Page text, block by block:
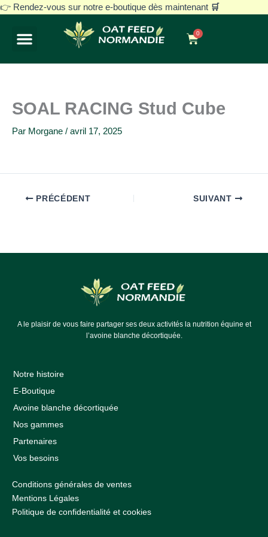
Aller
contenu
👉 Rendez-vous sur notre e-boutique dès maintenant 🛒
0
Panier
SOAL RACING Stud Cube
Par Morgane / avril 17, 2025
PRÉCÉDENT SUIVANT
A le plaisir de vous faire partager ses deux activités la nutrition équine et
l’avoine blanche décortiquée.
Notre histoire
E-Boutique
Avoine blanche décortiquée
Nos gammes
Partenaires
Vos besoins
Conditions générales de ventes
Mentions Légales
Politique de confidentialité et cookies